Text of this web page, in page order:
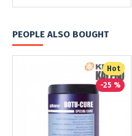
PEOPLE ALSO BOUGHT
Hot
-25 %